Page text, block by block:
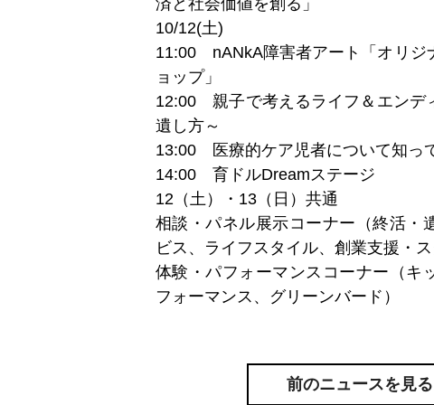
済と社会価値を創る」
10/12(土)
11:00 nANkA障害者アート「オリジ
ョップ」
12:00 親子で考えるライフ＆エンデ
遺し方～
13:00 医療的ケア児者について知っ
14:00 育ドルDreamステージ
12（土）・13（日）共通
相談・パネル展示コーナー（終活・
ビス、ライフスタイル、創業支援・ス
体験・パフォーマンスコーナー（キ
フォーマンス、グリーンバード）
前のニュースを見る